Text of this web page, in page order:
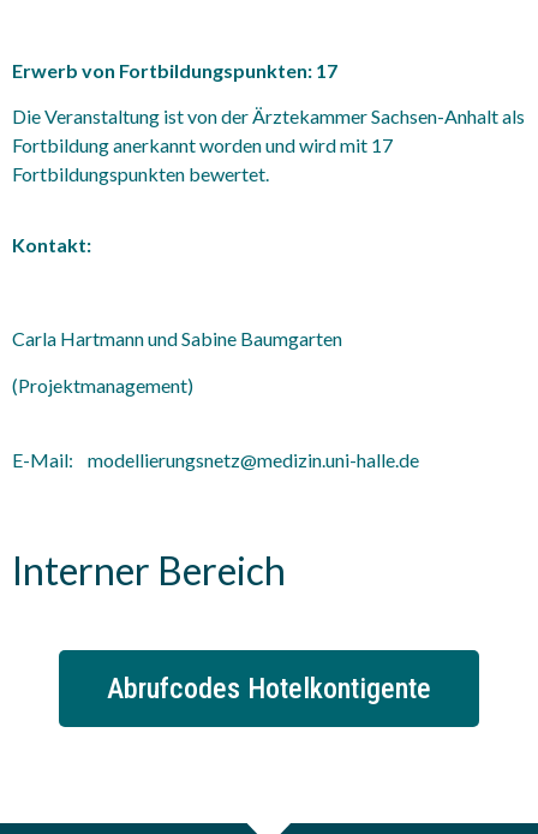
Erwerb von Fortbildungspunkten: 17
Die Veranstaltung ist von der Ärztekammer Sachsen-Anhalt als
Fortbildung anerkannt worden und wird mit 17
Fortbildungspunkten bewertet.
Kontakt:
Carla Hartmann und Sabine Baumgarten
(Projektmanagement)
E-Mail: modellierungsnetz@medizin.uni-halle.de
Interner Bereich
Abrufcodes Hotelkontigente